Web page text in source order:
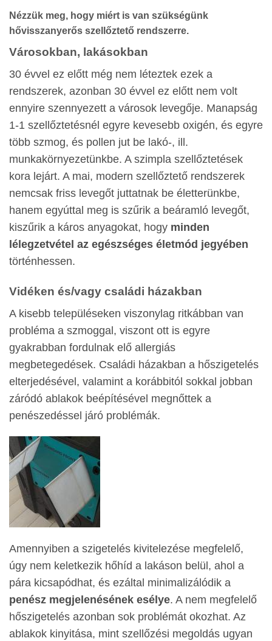
Nézzük meg, hogy miért is van szükségünk
hővisszanyerős szellőztető rendszerre.
Városokban, lakásokban
30 évvel ez előtt még nem léteztek ezek a
rendszerek, azonban 30 évvel ez előtt nem volt
ennyire szennyezett a városok levegője. Manapság
1-1 szellőztetésnél egyre kevesebb oxigén, és egyre
több szmog, és pollen jut be lakó-, ill.
munkakörnyezetünkbe. A szimpla szellőztetések
kora lejárt. A mai, modern szellőztető rendszerek
nemcsak friss levegőt juttatnak be életterünkbe,
hanem egyúttal meg is szűrik a beáramló levegőt,
kiszűrik a káros anyagokat, hogy minden
lélegzetvétel az egészséges életmód jegyében
történhessen.
Vidéken és/vagy családi házakban
A kisebb településeken viszonylag ritkábban van
probléma a szmoggal, viszont ott is egyre
gyakrabban fordulnak elő allergiás
megbetegedések. Családi házakban a hőszigetelés
elterjedésével, valamint a korábbitól sokkal jobban
záródó ablakok beépítésével megnőttek a
penészedéssel járó problémák.
Amennyiben a szigetelés kivitelezése megfelelő,
úgy nem keletkezik hőhíd a lakáson belül, ahol a
pára kicsapódhat, és ezáltal minimalizálódik a
penész megjelenésének esélye. A nem megfelelő
hőszigetelés azonban sok problémát okozhat. Az
ablakok kinyitása, mint szellőzési megoldás ugyan